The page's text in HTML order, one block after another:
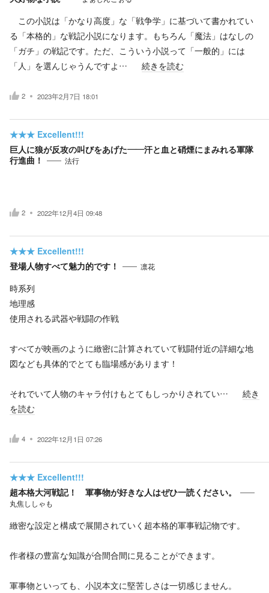
この小説は「かなり高度」な「戦争学」に基づいて書かれてい
る「本格的」な戦記小説になります。もちろん「魔法」はなしの
「ガチ」の戦記です。ただ、こういう小説って「一般的」には
「人」を選んじゃうんですよ…
続きを読む
2 2023年2月7日 18:01
★★★ Excellent!!!
巨人に狼が反攻の叫びをあげた――汗と血と硝煙にまみれる軍隊
行進曲！
法行
2 2022年12月4日 09:48
★★★ Excellent!!!
登場人物すべて魅力的です！
凛花
時系列
地理感
使用される武器や戦闘の作戦
すべてが映画のように緻密に計算されていて戦闘付近の詳細な地
図なども具体的でとても臨場感があります！
それでいて人物のキャラ付けもとてもしっかりされてい…
続き
を読む
4 2022年12月1日 07:26
★★★ Excellent!!!
超本格大河戦記！ 軍事物が好きな人はぜひ一読ください。
丸焦ししゃも
緻密な設定と構成で展開されていく超本格的軍事戦記物です。
作者様の豊富な知識が合間合間に見ることができます。
軍事物といっても、小説本文に堅苦しさは一切感じません。